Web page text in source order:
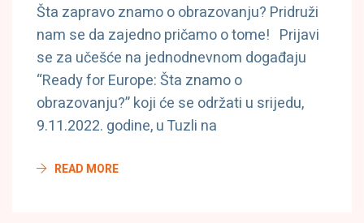
Šta zapravo znamo o obrazovanju? Pridruži
nam se da zajedno pričamo o tome! Prijavi
se za učešće na jednodnevnom događaju
“Ready for Europe: Šta znamo o
obrazovanju?” koji će se održati u srijedu,
9.11.2022. godine, u Tuzli na
READ MORE